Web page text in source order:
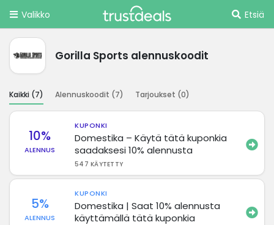
Valikko Etsiä
Gorilla Sports alennuskoodit
Kaikki (7) Alennuskoodit (7) Tarjoukset (0)
10%
ALENNUS
KUPONKI
Domestika – Käytä tätä kuponkia
saadaksesi 10% alennusta
547 KÄYTETTY
5%
ALENNUS
KUPONKI
Domestika | Saat 10% alennusta
käyttämällä tätä kuponkia